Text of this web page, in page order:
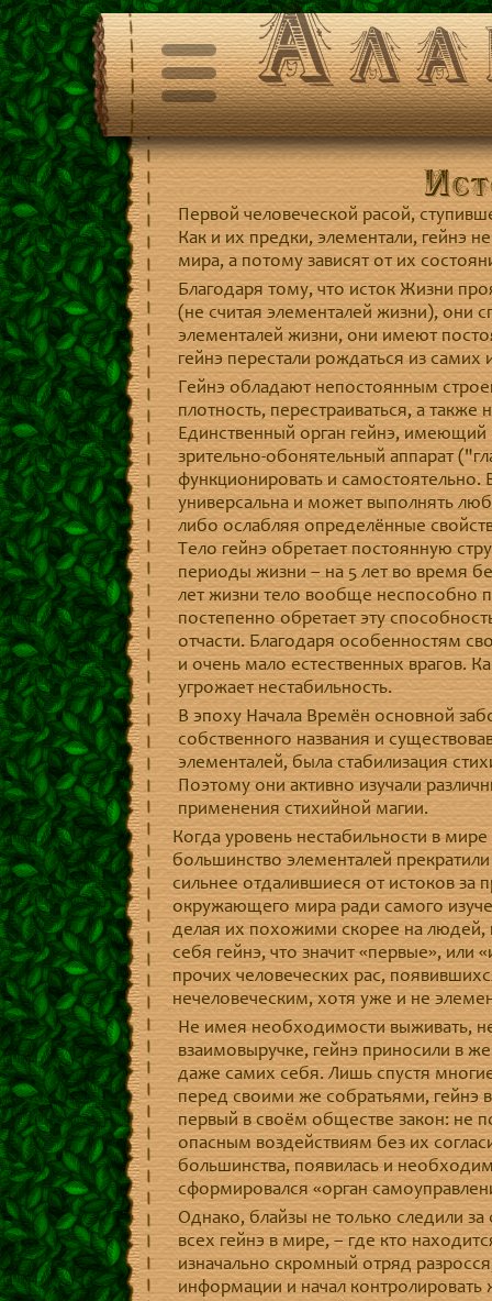
Первой человеческой расой,
Как и их предки, элементали, гейнэ
мира, а потому зависят от их
Благодаря тому, что исток Жизни
(не считая элементалей жизни), они
элементалей жизни, они имеют
гейнэ перестали рождаться из
Гейнэ обладают непостоянным
плотность, перестраиваться, а
Единственный орган гейнэ, имеющий
зрительно-обонятельный аппарат
функционировать и самостоятельно.
универсальна и может выполнять
либо ослабляя определённые
Тело гейнэ обретает постоянную
периоды жизни – на 5 лет во время
лет жизни тело вообще неспособно
постепенно обретает эту
отчасти. Благодаря особенностям
и очень мало естественных врагов.
угрожает нестабильность.
В эпоху Начала Времён основной
собственного названия и
элементалей, была стабилизация
Поэтому они активно изучали
применения стихийной магии.
Когда уровень нестабильности в
большинство элементалей
сильнее отдалившиеся от истоков
окружающего мира ради самого
делая их похожими скорее на людей,
себя гейнэ, что значит «первые», или
прочих человеческих рас,
нечеловеческим, хотя уже и не
Не имея необходимости выживать,
взаимовыручке, гейнэ приносили в
даже самих себя. Лишь спустя
перед своими же собратьями, гейнэ
первый в своём обществе закон: не
опасным воздействиям без их
большинства, появилась и
сформировался «орган
Однако, блайзы не только следили
всех гейнэ в мире, – где кто
изначально скромный отряд
информации и начал контролировать